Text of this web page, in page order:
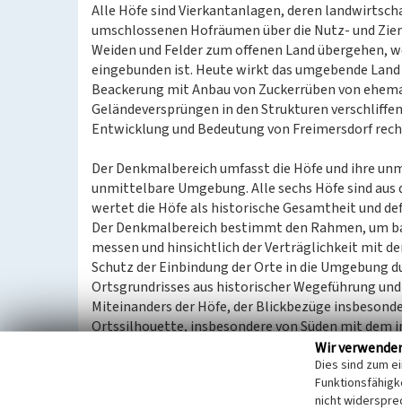
Alle Höfe sind Vierkantanlagen, deren
umschlossenen Hofräumen über die Nutz- und
Weiden und Felder zum offenen Land
eingebunden ist. Heute wirkt das umgebende
Beackerung mit Anbau von Zuckerrüben von
Geländeversprüngen in den Strukturen
Entwicklung und Bedeutung von Freimersdorf
Der Denkmalbereich umfasst die Höfe und ihre
unmittelbare Umgebung. Alle sechs Höfe sind
wertet die Höfe als historische Gesamtheit und
Der Denkmalbereich bestimmt den Rahmen, um
messen und hinsichtlich der Verträglichkeit mit
Schutz der Einbindung der Orte in die Umgebung
Ortsgrundrisses aus historischer Wegeführung
Miteinanders der Höfe, der Blickbezüge
Ortssilhouette, insbesondere von Süden mit
bekrönenden Kirchenbau der Abtei. Prägende
die Gärten einfriedenden Hecken, Hofbäume,
Mit der Zugehörigkeit zur Benediktinerabtei
Wir
Dies sind zum
nicht